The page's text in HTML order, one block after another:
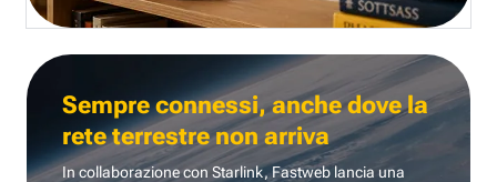
Sempre connessi, anche dove la
rete terrestre non arriva
In collaborazione con Starlink, Fastweb lancia una